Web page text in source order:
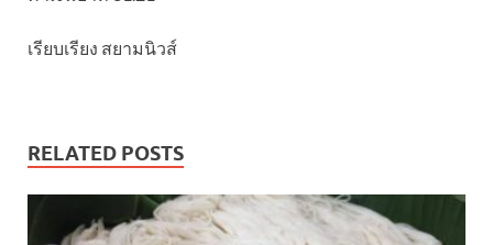
เรียบเรียง สยามนิวส์
RELATED POSTS